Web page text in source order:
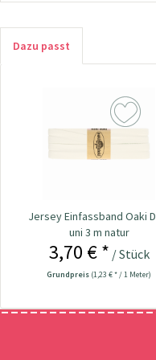
Dazu passt
Jersey Einfassband Oaki
uni 3 m natur
3,70 € * / Stück
Grundpreis (1,23 € * / 1 Meter)